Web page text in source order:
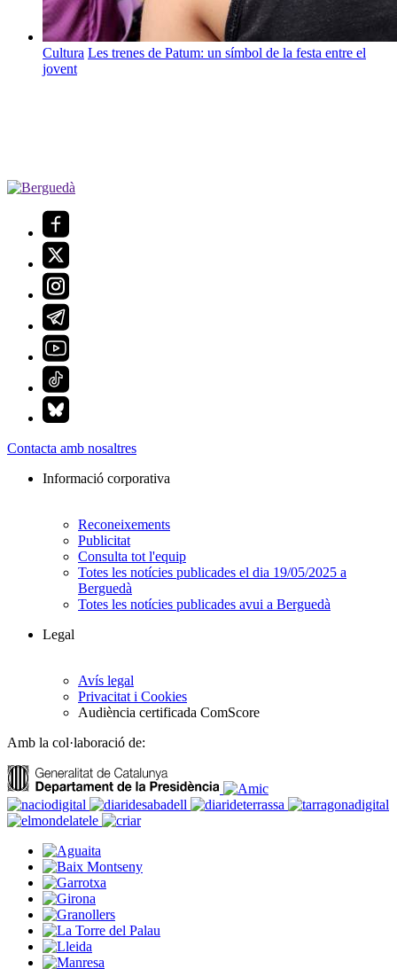
Cultura Les trenes de Patum: un símbol de la festa entre el
jovent
Contacta amb nosaltres
Informació corporativa
Reconeixements
Publicitat
Consulta tot l'equip
Totes les notícies publicades el dia 19/05/2025 a
Berguedà
Totes les notícies publicades avui a Berguedà
Legal
Avís legal
Privacitat i Cookies
Audiència certificada ComScore
Amb la col·laboració de: